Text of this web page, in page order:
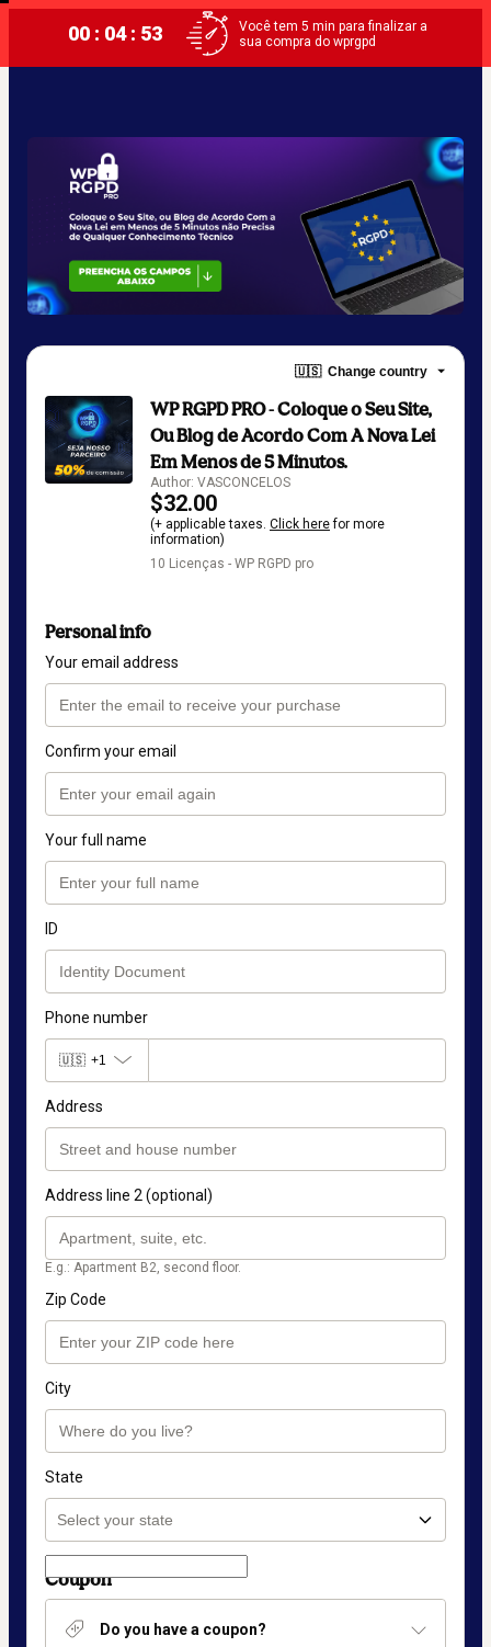
00 : 04 : 53
Você tem 5 min para finalizar a
sua compra do wprgpd
🇺🇸 Change country
WP RGPD PRO - Coloque o Seu Site,
Ou Blog de Acordo Com A Nova Lei
Em Menos de 5 Minutos.
Author: VASCONCELOS
$32.00
(+ applicable taxes. Click herefor more
information)
10 Licenças - WP RGPD pro
Personal info
Your email address
Confirm your email
Your full name
ID
Phone number
🇺🇸 +1
Address
Address line 2 (optional)
E.g.: Apartment B2, second floor.
Zip Code
City
State
Coupon
Do you have a coupon?